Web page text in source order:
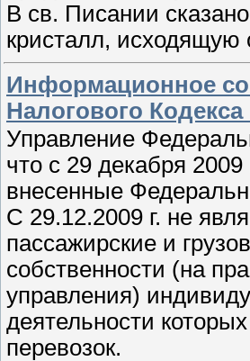
В св. Писании
кристалл, исходящую
Информационное
Налогового
Управление
что с 29 декабря
внесенные
С 29.12.2009 г. не
пассажирские и
собственности (на
управления)
деятельности
перевозок.